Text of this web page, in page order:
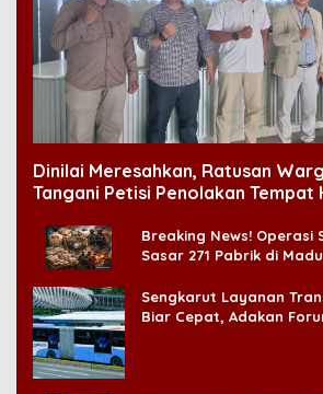
Dinilai Meresahkan, Ratusan
Tangani Petisi Penolakan Tempat
Breaking News! Operasi
Sasar 271 Pabrik di
Sengkarut Layanan
Biar Cepat, Adakan